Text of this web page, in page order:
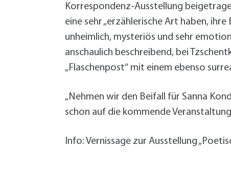
Korrespondenz-Ausstellung
eine sehr „erzählerische Art haben,
unheimlich, mysteriös und sehr
anschaulich beschreibend, bei
„Flaschenpost“ mit einem ebenso
„Nehmen wir den Beifall für Sanna
schon auf die kommende
Info: Vernissage zur Ausstellung